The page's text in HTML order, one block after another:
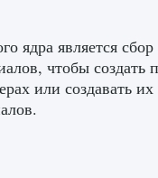
ядра является
чтобы
или создавать